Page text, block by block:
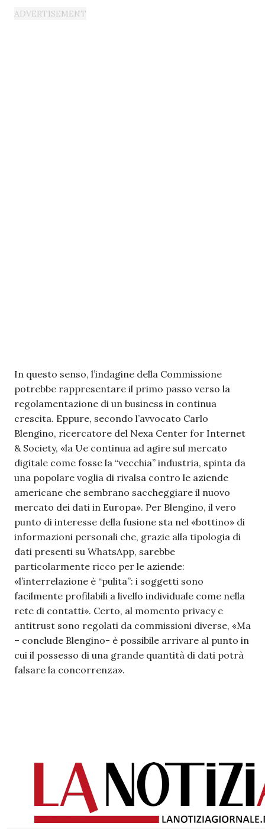
In questo senso, l’indagine della Commissione
potrebbe rappresentare il primo passo verso la
regolamentazione di un business in continua
crescita. Eppure, secondo l’avvocato Carlo
Blengino, ricercatore del Nexa Center for Internet
& Society, «la Ue continua ad agire sul mercato
digitale come fosse la “vecchia” industria, spinta da
una popolare voglia di rivalsa contro le aziende
americane che sembrano saccheggiare il nuovo
mercato dei dati in Europa». Per Blengino, il vero
punto di interesse della fusione sta nel «bottino» di
informazioni personali che, grazie alla tipologia di
dati presenti su WhatsApp, sarebbe
particolarmente ricco per le aziende:
«l’interrelazione è “pulita”: i soggetti sono
facilmente profilabili a livello individuale come nella
rete di contatti». Certo, al momento privacy e
antitrust sono regolati da commissioni diverse, «Ma
– conclude Blengino- è possibile arrivare al punto in
cui il possesso di una grande quantità di dati potrà
falsare la concorrenza».